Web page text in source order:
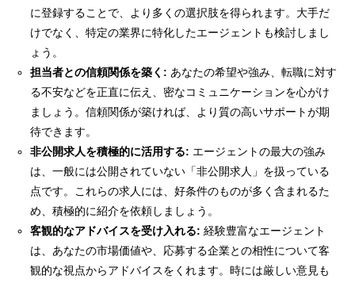
に登録することで、より多くの選択肢を得られます。大手だ
けでなく、特定の業界に特化したエージェントも検討しまし
ょう。
担当者との信頼関係を築く: あなたの希望や強み、転職に対す
る不安などを正直に伝え、密なコミュニケーションを心がけ
ましょう。信頼関係が築ければ、より質の高いサポートが期
待できます。
非公開求人を積極的に活用する: エージェントの最大の強み
は、一般には公開されていない「非公開求人」を扱っている
点です。これらの求人には、好条件のものが多く含まれるた
め、積極的に紹介を依頼しましょう。
客観的なアドバイスを受け入れる: 経験豊富なエージェント
は、あなたの市場価値や、応募する企業との相性について客
観的な視点からアドバイスをくれます。時には厳しい意見も